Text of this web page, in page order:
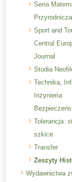
Seria
Przyrodnicza
Sport and
Central
Journal
Studia
Technika,
Inżynieria
Tolerancja:
szkice
Transfer
Zeszyty
Wydawnictwa